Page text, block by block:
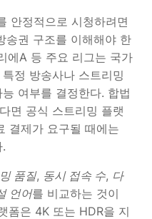
안정적으로 시청하려면
송권 구조를 이해해야 한
에A 등 주요 리그는 국가
정 방송사나 스트리밍
여부를 결정한다. 합법
면 공식 스트리밍 플랫
결제가 요구될 때에는
품질, 동시 접속 수, 다
언어를 비교하는 것이
폼은 4K 또는 HDR을 지